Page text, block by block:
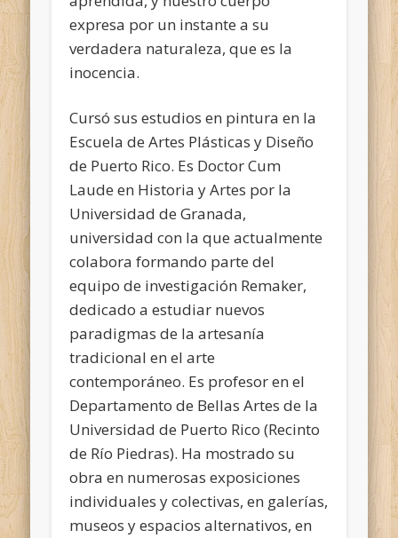
expresa por un instante a su
verdadera naturaleza, que es la
inocencia.
Cursó sus estudios en pintura en la
Escuela de Artes Plásticas y Diseño
de Puerto Rico. Es Doctor Cum
Laude en Historia y Artes por la
Universidad de Granada,
universidad con la que actualmente
colabora formando parte del
equipo de investigación Remaker,
dedicado a estudiar nuevos
paradigmas de la artesanía
tradicional en el arte
contemporáneo. Es profesor en el
Departamento de Bellas Artes de la
Universidad de Puerto Rico (Recinto
de Río Piedras). Ha mostrado su
obra en numerosas exposiciones
individuales y colectivas, en galerías,
museos y espacios alternativos, en